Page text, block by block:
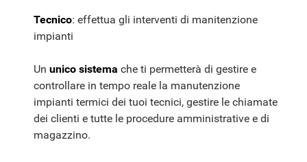
Tecnico: effettua gli interventi di manitenzione
impianti
Un unico sistema che ti permetterà di gestire e
controllare in tempo reale la manutenzione
impianti termici dei tuoi tecnici, gestire le chiamate
dei clienti e tutte le procedure amministrative e di
magazzino.